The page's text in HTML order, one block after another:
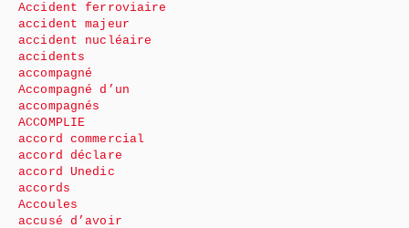
Accident ferroviaire
accident majeur
accident nucléaire
accidents
accompagné
Accompagné d’un
accompagnés
ACCOMPLIE
accord commercial
accord déclare
accord Unedic
accords
Accoules
accusé d’avoir